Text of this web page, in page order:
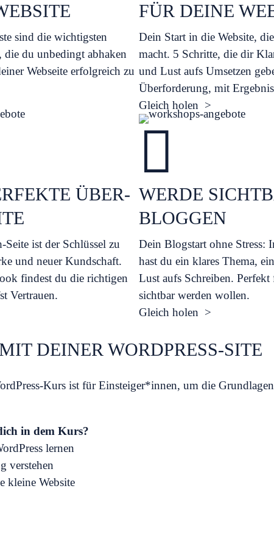
sind die wichtigsten
die du unbedingt abhaken
Webseite erfolgreich zu
FÜR DEINE
Dein Start in die Website,
macht. 5 Schritte, die dir
und Lust aufs Umsetzen
Überforderung, mit
Gleich holen >
ÜBER-
ist der Schlüssel zu
und neuer Kundschaft.
findest du die richtigen
Vertrauen.

WERDE
BLOGGEN
Dein Blogstart ohne Stress:
hast du ein klares Thema,
Lust aufs Schreiben.
sichtbar werden wollen.
Gleich holen >
DEINER WORDPRESS-SITE
Kurs ist für Einsteiger*innen, um die
in dem Kurs?
lernen
verstehen
kleine Website